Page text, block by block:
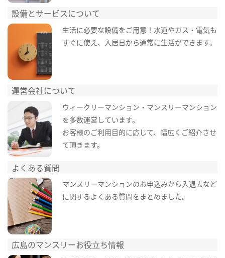
設備とサービスについて
生活に必要な設備をご用意！水道やガス・電気も
すぐに使え、入居日から通常に生活ができます。
運営会社について
ウィークリーマンション・マンスリーマンション
を多数運営しています。
お客様のご利用目的に応じて、幅広くご紹介させ
て頂きます。
よくある質問
マンスリーマンションのお申込みから入退去など
に関するよくある質問をまとめました。
広島のマンスリーお役立ち情報